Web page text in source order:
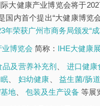
大健康产业博览会将于
内首个提出“大健康博览会
年荣获广州市商务局颁发“
博览会 简称： IHE大健康
品及营养补充剂 进口健康
、 妇幼健康 、益生菌/肠
地 包装及生产设备 等展